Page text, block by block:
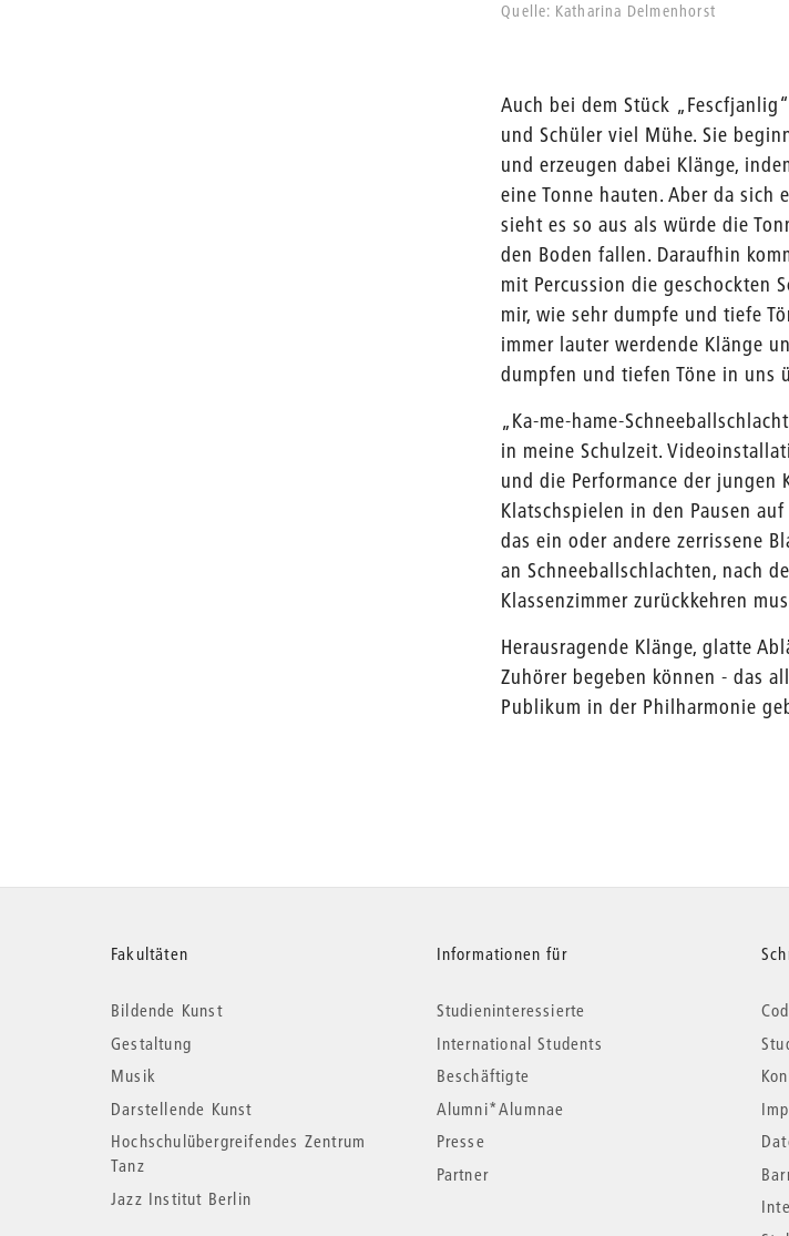
Quelle: Katharina Delmenhorst
Auch bei dem Stück
und Schüler viel Mühe. Sie
und erzeugen dabei Klänge,
eine Tonne hauten. Aber da
sieht es so aus als würde die
den Boden fallen. Daraufhin
mit Percussion die geschockten
mir, wie sehr dumpfe und tiefe
immer lauter werdende Klänge
dumpfen und tiefen Töne in uns
„Ka-me-hame-
in meine Schulzeit.
und die Performance der
Klatschspielen in den Pausen
das ein oder andere zerrissene
an Schneeballschlachten, nach
Klassenzimmer zurückkehren
Herausragende Klänge, glatte
Zuhörer begeben können - das
Publikum in der Philharmonie
Weitere
Informationen
Fakultäten
Bildende Kunst
Gestaltung
Musik
Darstellende Kunst
Hochschulübergreifendes Zentrum
Tanz
Jazz Institut Berlin
Informationen für
Studieninteressierte
International Students
Beschäftigte
Alumni*Alumnae
Presse
Partner